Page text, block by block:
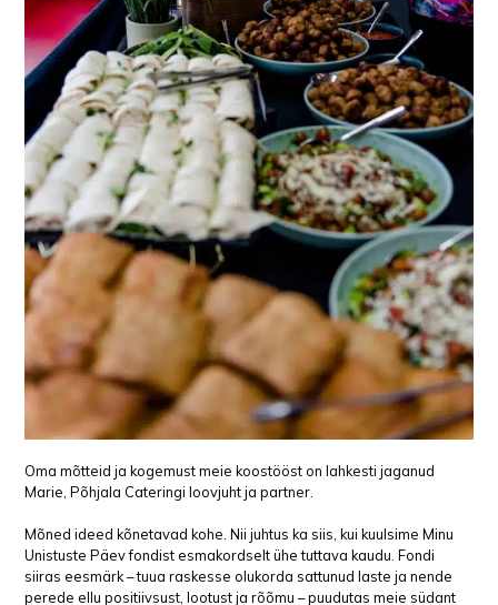
Oma mõtteid ja kogemust meie koostööst on lahkesti jaganud
Marie, Põhjala Cateringi loovjuht ja partner.
Mõned ideed kõnetavad kohe. Nii juhtus ka siis, kui kuulsime Minu
Unistuste Päev fondist esmakordselt ühe tuttava kaudu. Fondi
siiras eesmärk – tuua raskesse olukorda sattunud laste ja nende
perede ellu positiivsust, lootust ja rõõmu – puudutas meie südant